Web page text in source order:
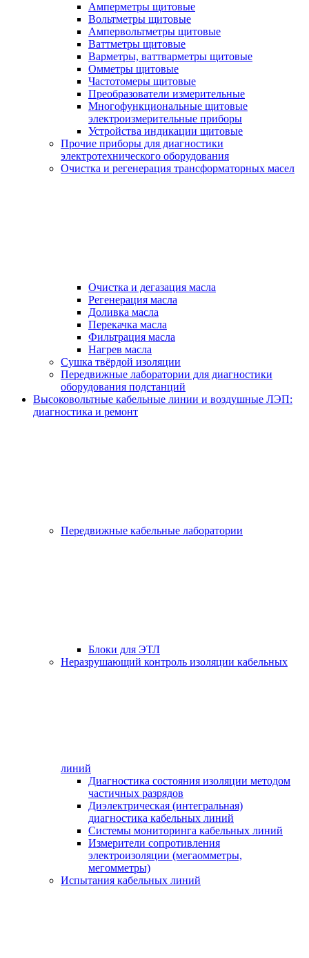
Амперметры щитовые
Вольтметры щитовые
Ампервольтметры щитовые
Ваттметры щитовые
Варметры, ваттварметры щитовые
Омметры щитовые
Частотомеры щитовые
Преобразователи измерительные
Многофункциональные щитовые
электроизмерительные приборы
Устройства индикации щитовые
Прочие приборы для диагностики
электротехнического оборудования
Очистка и регенерация трансформаторных масел
Очистка и дегазация масла
Регенерация масла
Доливка масла
Перекачка масла
Фильтрация масла
Нагрев масла
Сушка твёрдой изоляции
Передвижные лаборатории для диагностики
оборудования подстанций
Высоковольтные кабельные линии и воздушные ЛЭП:
диагностика и ремонт
Передвижные кабельные лаборатории
Блоки для ЭТЛ
Неразрушающий контроль изоляции кабельных
линий
Диагностика состояния изоляции методом
частичных разрядов
Диэлектрическая (интегральная)
диагностика кабельных линий
Системы мониторинга кабельных линий
Измерители сопротивления
электроизоляции (мегаомметры,
мегомметры)
Испытания кабельных линий